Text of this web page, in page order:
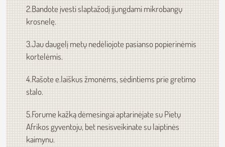
2.Bandote įvesti slaptažodį įjungdami mikrobangų
krosnelę.
3.Jau daugelį metų nedėliojote pasianso popierinėmis
kortelėmis.
4.Rašote e.laiškus žmonėms, sėdintiems prie gretimo
stalo.
5.Forume kažką dėmesingai aptarinėjate su Pietų
Afrikos gyventoju, bet nesisveikinate su laiptinės
kaimynu.